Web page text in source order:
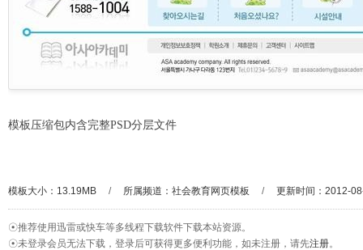
模板压缩包内含完整PSD分层文件
模板大小：13.19MB / 所属频道： 社会教育网页模板 / 更新时间：2012-
☉推荐使用迅雷或快车等多线程下载软件下载本站资源。
☉未登录会员无法下载，登录后可获得更多便利功能，如未注册，请先注册。